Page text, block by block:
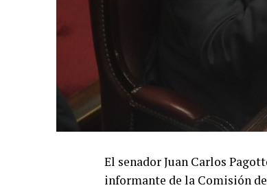
El senador Juan Carlos
informante de la Comisión